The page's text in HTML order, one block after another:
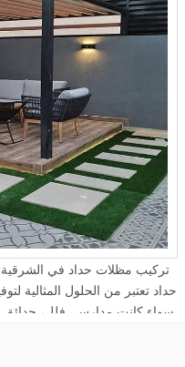
تركيب مظلات حداد في الشرقية:
حداد تعتبر من الحلول المثالية
سواء كانت مدارس، فلل، حدائق